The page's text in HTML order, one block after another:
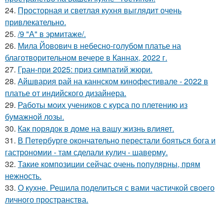
24. Просторная и светлая кухня выглядит очень
привлекательно.
25. /9 "А" в эрмитаже/.
26. Мила Йовович в небесно-голубом платье на
благотворительном вечере в Каннах, 2022 г.
27. Гран-при 2025: приз симпатий жюри.
28. Айшвария рай на каннском кинофестивале - 2022 в
платье от индийского дизайнера.
29. Работы моих учеников с курса по плетению из
бумажной лозы.
30. Как порядок в доме на вашу жизнь влияет.
31. В Петербурге окончательно перестали бояться бога и
гастрономии - там сделали кулич - шаверму.
32. Такие композиции сейчас очень популярны, прям
нежность.
33. О кухне. Решила поделиться с вами частичкой своего
личного пространства.